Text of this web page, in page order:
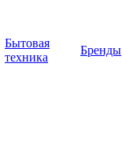
Бытовая
техника
Бренды